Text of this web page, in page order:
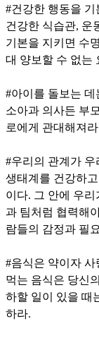
#건강한 행동을 기
건강한 식습관, 운
기본을 지키면 수
대 양보할 수 없는
#아이를 돌보는
소아과 의사든 부
로에게 관대해져
#우리의 관계가 우
생태계를 건강하
이다. 그 안에 우
과 팀처럼 협력해
람들의 감정과 필
#음식은 약이자
먹는 음식은 당신
하할 일이 있을 때
하라.